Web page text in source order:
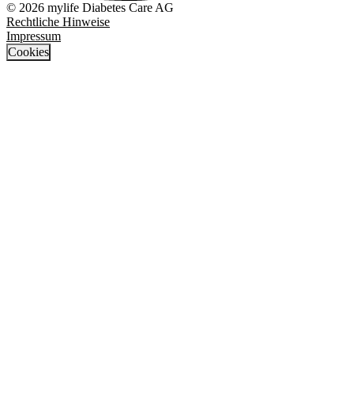
© 2026 mylife Diabetes Care AG
Rechtliche Hinweise
Impressum
Cookies